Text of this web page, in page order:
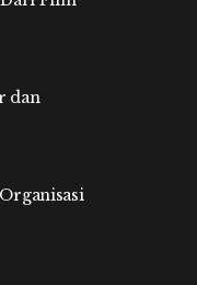
dan